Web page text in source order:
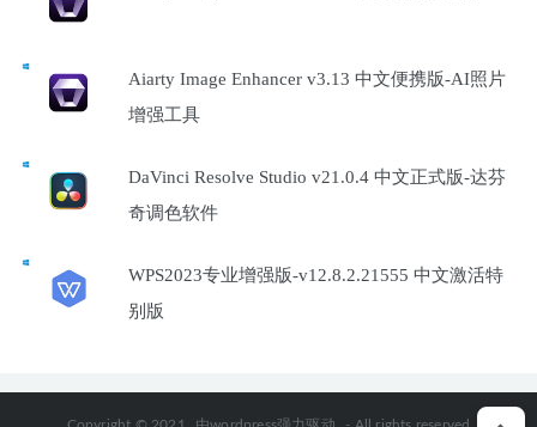
Aiarty Image Enhancer v3.13 中文便携版-AI照片
增强工具
DaVinci Resolve Studio v21.0.4 中文正式版-达芬
奇调色软件
WPS2023专业增强版-v12.8.2.21555 中文激活特
别版